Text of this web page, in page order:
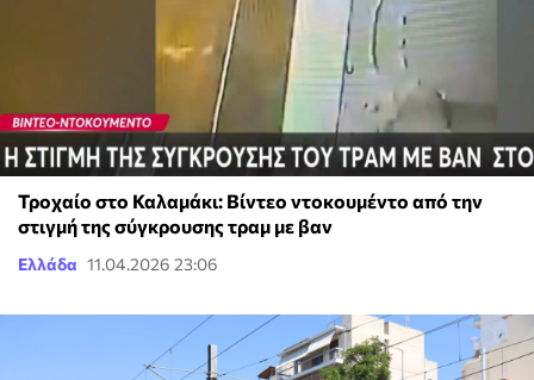
Τροχαίο στο Καλαμάκι: Βίντεο ντοκουμέντο από την
στιγμή της σύγκρουσης τραμ με βαν
Ελλάδα 11.04.2026 23:06